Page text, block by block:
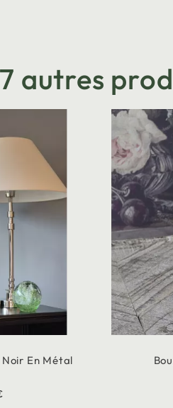
7 autres
En Métal